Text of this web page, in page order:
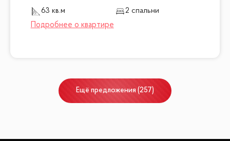
63 кв.м
2 спальни
Ещё предложения (257)